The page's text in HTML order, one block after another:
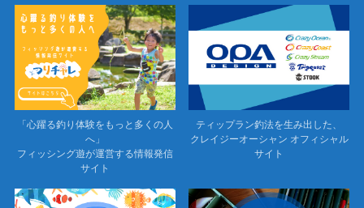
「心躍る釣り体験をもっと多くの人
へ」
フィッシング遊が運営する情報発信
サイト
ティップラン釣法を生み出した、
クレイジーオーシャン オフィシャル
サイト